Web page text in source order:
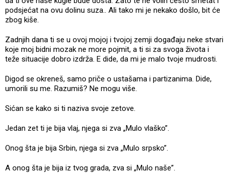
podsjećat na ovu dolinu suza.. Ali tako mi je nekako došlo, bit će
zbog kiše.
Zadnjih dana ti se u ovoj mojoj i tvojoj zemji događaju neke stvari
koje moj bidni mozak ne more pojmit, a ti si za svoga života i
teže situacije dobro izdrža. E dide, da mi je malo tvoje mudrosti.
Digod se okreneš, samo priče o ustašama i partizanima. Dide,
umorili su me. Razumiš? Ne mogu više.
Sićan se kako si ti naziva svoje zetove.
Jedan zet ti je bija vlaj, njega si zva „Mulo vlaško”.
Onog šta je bija Srbin, njega si zva „Mulo srpsko”.
A onog šta je bija iz tvog grada, zva si „Mulo naše”.